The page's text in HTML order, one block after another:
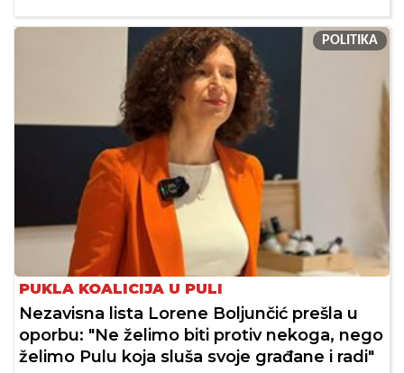
POLITIKA
PUKLA KOALICIJA U PULI
Nezavisna lista Lorene Boljunčić prešla u
oporbu: "Ne želimo biti protiv nekoga, nego
želimo Pulu koja sluša svoje građane i radi"